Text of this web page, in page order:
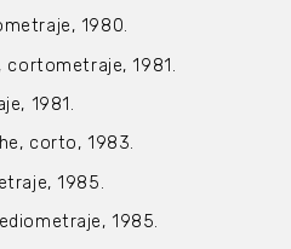
1980.
cortometraje, 1981.
1981.
corto, 1983.
1985.
1985.